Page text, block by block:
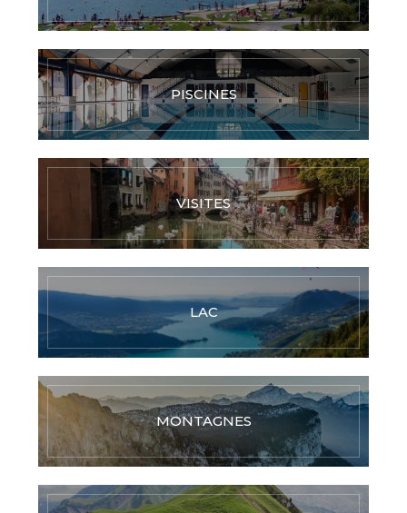
PISCINES
VISITES
LAC
MONTAGNES